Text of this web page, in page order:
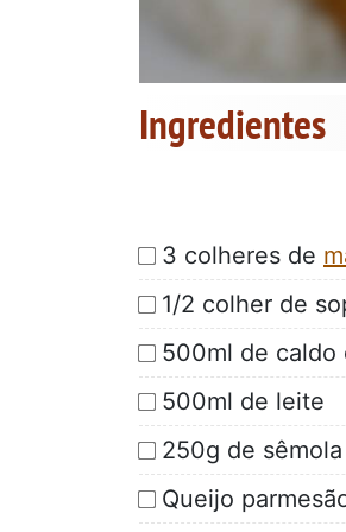
Ingredientes
3 colheres de
1/2 colher de
500ml de caldo
500ml de leite
250g de
Queijo